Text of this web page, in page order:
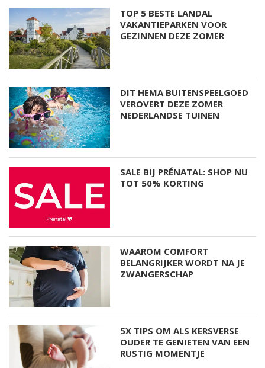
TOP 5 BESTE LANDAL
VAKANTIEPARKEN VOOR
GEZINNEN DEZE ZOMER
DIT HEMA BUITENSPEELGOED
VEROVERT DEZE ZOMER
NEDERLANDSE TUINEN
SALE BIJ PRÉNATAL: SHOP NU
TOT 50% KORTING
WAAROM COMFORT
BELANGRIJKER WORDT NA JE
ZWANGERSCHAP
5X TIPS OM ALS KERSVERSE
OUDER TE GENIETEN VAN EEN
RUSTIG MOMENTJE